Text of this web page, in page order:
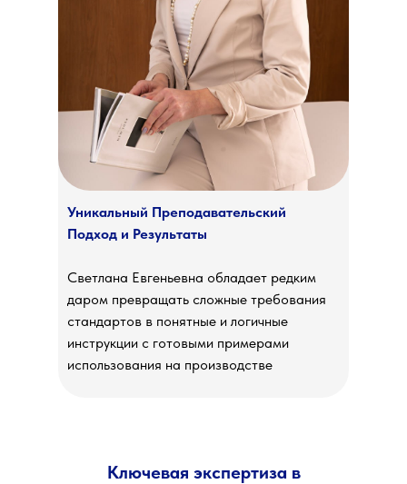
Ключевая экспертиза в
Уникальный Преподавательский
Подход и Результаты
Светлана Евгеньевна обладает редким
даром превращать сложные требования
стандартов в понятные и логичные
инструкции с готовыми примерами
использования на производстве